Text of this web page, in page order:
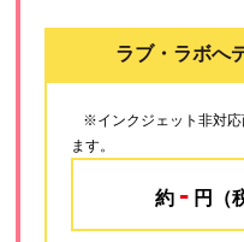
ラブ・ラボへ
※インクジェット非対応
ます。
約 - 円（